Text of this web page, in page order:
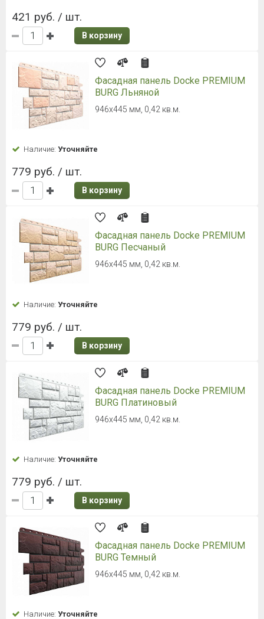
421 руб. / шт.
В корзину
Фасадная панель Docke PREMIUM
BURG Льняной
946х445 мм, 0,42 кв.м.
Наличие: Уточняйте
779 руб. / шт.
В корзину
Фасадная панель Docke PREMIUM
BURG Песчаный
946х445 мм, 0,42 кв.м.
Наличие: Уточняйте
779 руб. / шт.
В корзину
Фасадная панель Docke PREMIUM
BURG Платиновый
946х445 мм, 0,42 кв.м.
Наличие: Уточняйте
779 руб. / шт.
В корзину
Фасадная панель Docke PREMIUM
BURG Темный
946х445 мм, 0,42 кв.м.
Наличие: Уточняйте